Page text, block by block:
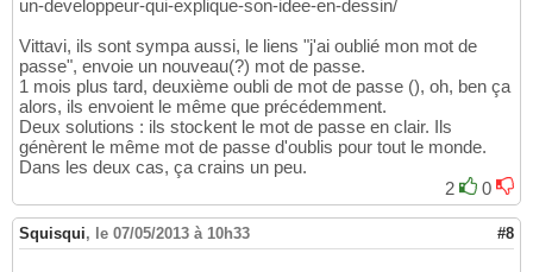
un-developpeur-qui-explique-son-idee-en-dessin/
Vittavi, ils sont sympa aussi, le liens "j'ai oublié mon mot de
passe", envoie un nouveau(?) mot de passe.
1 mois plus tard, deuxième oubli de mot de passe (), oh, ben ça
alors, ils envoient le même que précédemment.
Deux solutions : ils stockent le mot de passe en clair. Ils
génèrent le même mot de passe d'oublis pour tout le monde.
Dans les deux cas, ça crains un peu.
2
0
Squisqui, le 07/05/2013 à 10h33 #8